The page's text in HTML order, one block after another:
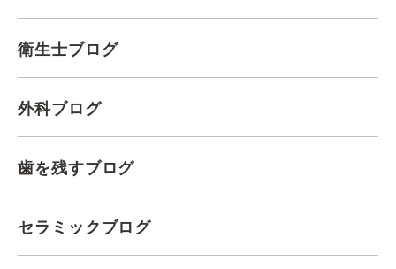
衛生士ブログ
外科ブログ
歯を残すブログ
セラミックブログ